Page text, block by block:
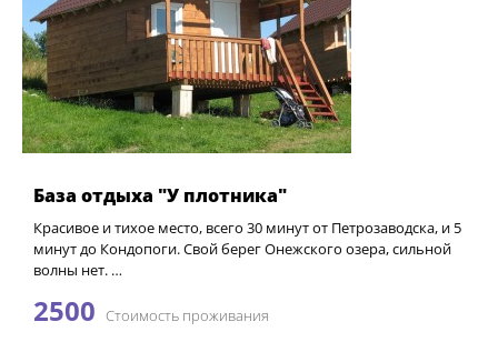
База отдыха "У плотника"
Красивое и тихое место, всего 30 минут от Петрозаводска, и 5
минут до Кондопоги. Свой берег Онежского озера, сильной
волны нет. …
2500 Стоимость проживания